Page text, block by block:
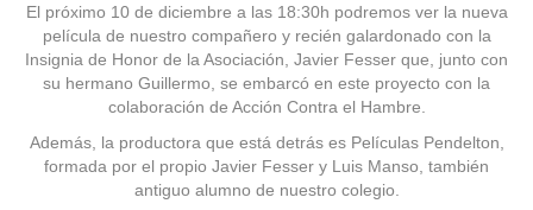
El próximo 10 de diciembre a las 18:30h podremos ver la nueva
película de nuestro compañero y recién galardonado con la
Insignia de Honor de la Asociación, Javier Fesser que, junto con
su hermano Guillermo, se embarcó en este proyecto con la
colaboración de Acción Contra el Hambre.
Además, la productora que está detrás es Películas Pendelton,
formada por el propio Javier Fesser y Luis Manso, también
antiguo alumno de nuestro colegio.